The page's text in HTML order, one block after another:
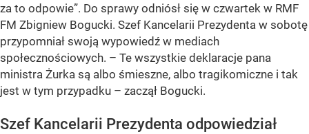
za to odpowie”. Do sprawy odniósł się w czwartek w RMF
FM Zbigniew Bogucki. Szef Kancelarii Prezydenta w sobotę
przypomniał swoją wypowiedź w mediach
społecznościowych. – Te wszystkie deklaracje pana
ministra Żurka są albo śmieszne, albo tragikomiczne i tak
jest w tym przypadku – zaczął Bogucki.
Szef Kancelarii Prezydenta odpowiedział